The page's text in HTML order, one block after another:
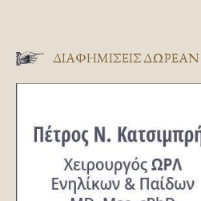
ΔΙΑΦΗΜΊΣΕΙΣ ΔΩΡΕΆΝ